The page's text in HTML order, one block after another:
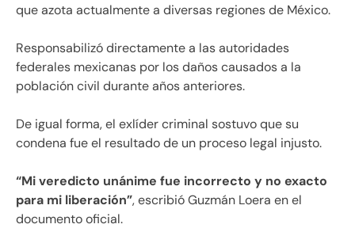
que azota actualmente a diversas regiones de México.
Responsabilizó directamente a las autoridades
federales mexicanas por los daños causados a la
población civil durante años anteriores.
De igual forma, el exlíder criminal sostuvo que su
condena fue el resultado de un proceso legal injusto.
“Mi veredicto unánime fue incorrecto y no exacto
para mi liberación”, escribió Guzmán Loera en el
documento oficial.